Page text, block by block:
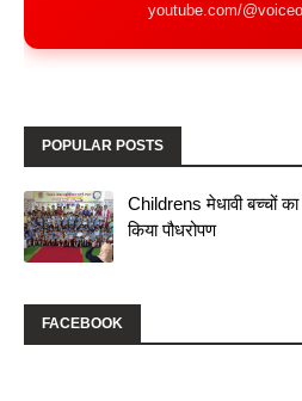
youtube.com/
POPULAR POSTS
Childrens मेधावी बच्चों
किया पौधरोपण
FACEBOOK